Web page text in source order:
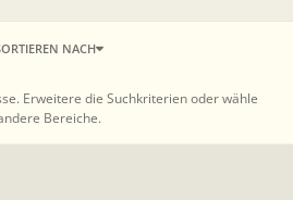
NACH
Erweitere die Suchkriterien oder wähle
Bereiche.